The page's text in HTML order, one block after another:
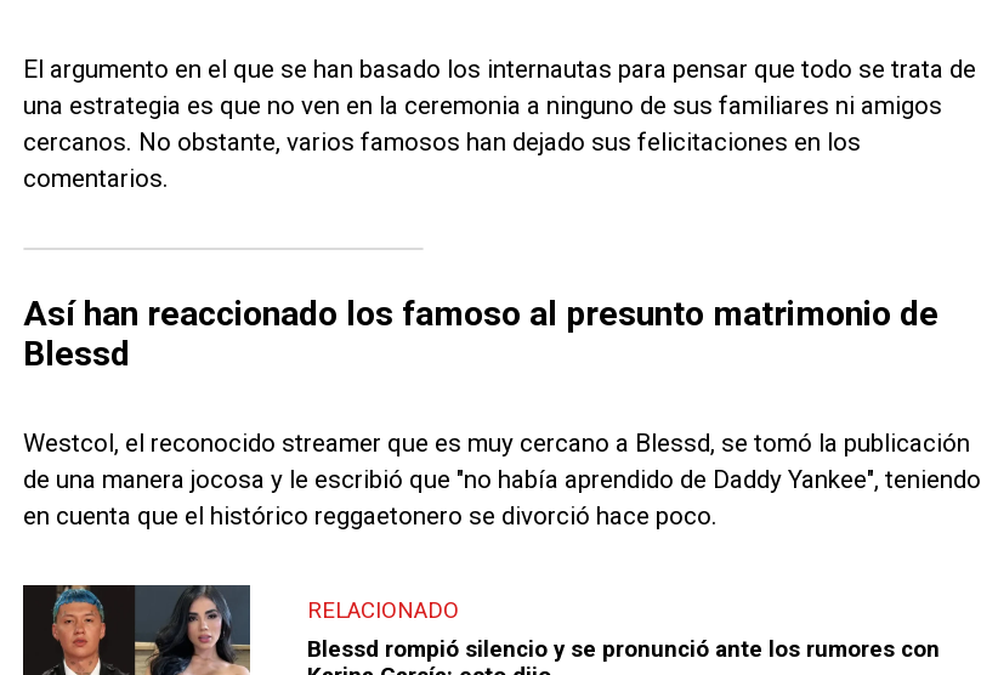
El argumento en el que se han basado los internautas para pensar que todo se trata de
una estrategia es que no ven en la ceremonia a ninguno de sus familiares ni amigos
cercanos. No obstante, varios famosos han dejado sus felicitaciones en los
comentarios.
Así han reaccionado los famoso al presunto matrimonio de
Blessd
Westcol, el reconocido streamer que es muy cercano a Blessd, se tomó la publicación
de una manera jocosa y le escribió que "no había aprendido de Daddy Yankee", teniendo
en cuenta que el histórico reggaetonero se divorció hace poco.
RELACIONADO
Blessd rompió silencio y se pronunció ante los rumores con